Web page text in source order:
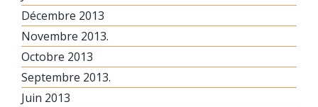
Décembre 2013
Novembre 2013.
Octobre 2013
Septembre 2013.
Juin 2013